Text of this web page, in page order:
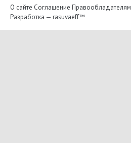
О сайте Соглашение Правообладателям
Разработка — rasuvaeff™